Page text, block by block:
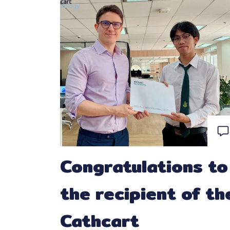
Congratulations to
the recipient of
Cathcart